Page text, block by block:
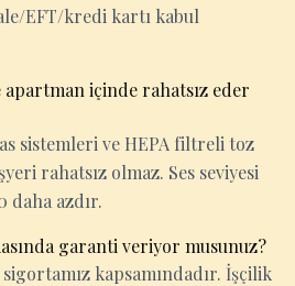
EFT/kredi kartı kabul
apartman içinde rahatsız eder
sistemleri ve HEPA filtreli toz
rahatsız olmaz. Ses seviyesi
daha azdır.
garanti veriyor musunuz?
kapsamındadır. İşçilik